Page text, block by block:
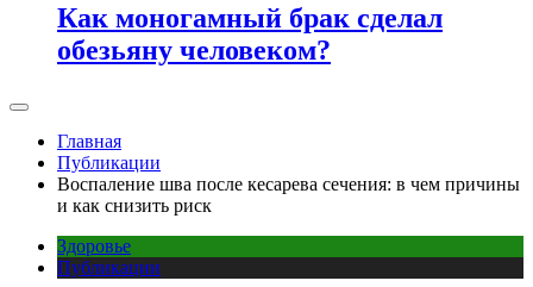
Как моногамный брак сделал
обезьяну человеком?
Главная
Публикации
Воспаление шва после кесарева сечения: в чем причины
и как снизить риск
Здоровье
Публикации